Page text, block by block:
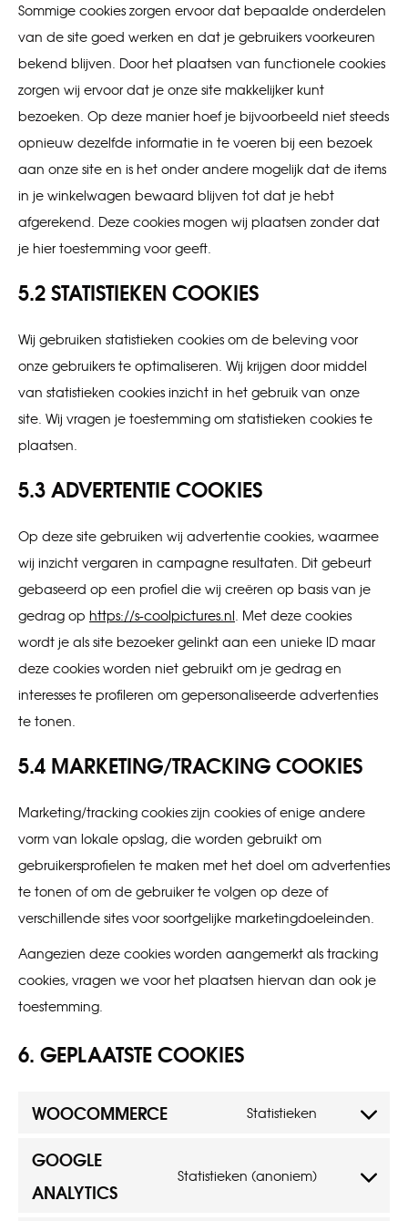
Sommige cookies zorgen ervoor dat bepaalde onderdelen
van de site goed werken en dat je gebruikers voorkeuren
bekend blijven. Door het plaatsen van functionele cookies
zorgen wij ervoor dat je onze site makkelijker kunt
bezoeken. Op deze manier hoef je bijvoorbeeld niet steeds
opnieuw dezelfde informatie in te voeren bij een bezoek
aan onze site en is het onder andere mogelijk dat de items
in je winkelwagen bewaard blijven tot dat je hebt
afgerekend. Deze cookies mogen wij plaatsen zonder dat
je hier toestemming voor geeft.
5.2 STATISTIEKEN COOKIES
Wij gebruiken statistieken cookies om de beleving voor
onze gebruikers te optimaliseren. Wij krijgen door middel
van statistieken cookies inzicht in het gebruik van onze
site. Wij vragen je toestemming om statistieken cookies te
plaatsen.
5.3 ADVERTENTIE COOKIES
Op deze site gebruiken wij advertentie cookies, waarmee
wij inzicht vergaren in campagne resultaten. Dit gebeurt
gebaseerd op een profiel die wij creëren op basis van je
gedrag op https://s-coolpictures.nl. Met deze cookies
wordt je als site bezoeker gelinkt aan een unieke ID maar
deze cookies worden niet gebruikt om je gedrag en
interesses te profileren om gepersonaliseerde advertenties
te tonen.
5.4 MARKETING/TRACKING COOKIES
Marketing/tracking cookies zijn cookies of enige andere
vorm van lokale opslag, die worden gebruikt om
gebruikersprofielen te maken met het doel om advertenties
te tonen of om de gebruiker te volgen op deze of
verschillende sites voor soortgelijke marketingdoeleinden.
Aangezien deze cookies worden aangemerkt als tracking
cookies, vragen we voor het plaatsen hiervan dan ook je
toestemming.
6. GEPLAATSTE COOKIES
WOOCOMMERCE Statistieken
Consent
service
GOOGLE
ANALYTICS
Statistieken (anoniem)
Consent